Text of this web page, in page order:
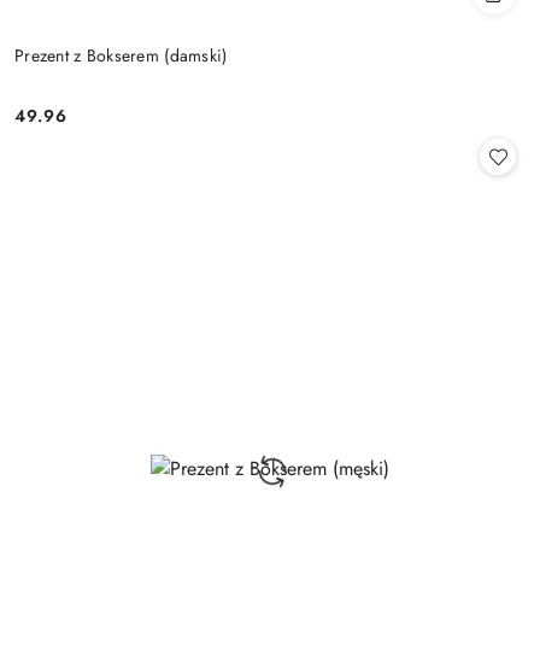
Prezent z Bokserem (damski)
Cena:
49.96